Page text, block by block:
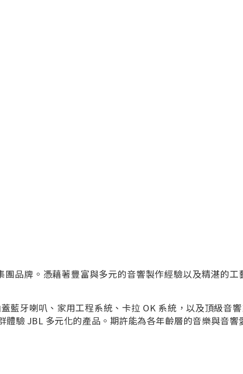
牌。憑藉著豐富與多元的音響製作經驗以及精湛的工
牙喇叭、家用工程系統、卡拉 OK 系統，以及頂級音響
驗 JBL 多元化的產品。期許能為各年齡層的音樂與音響